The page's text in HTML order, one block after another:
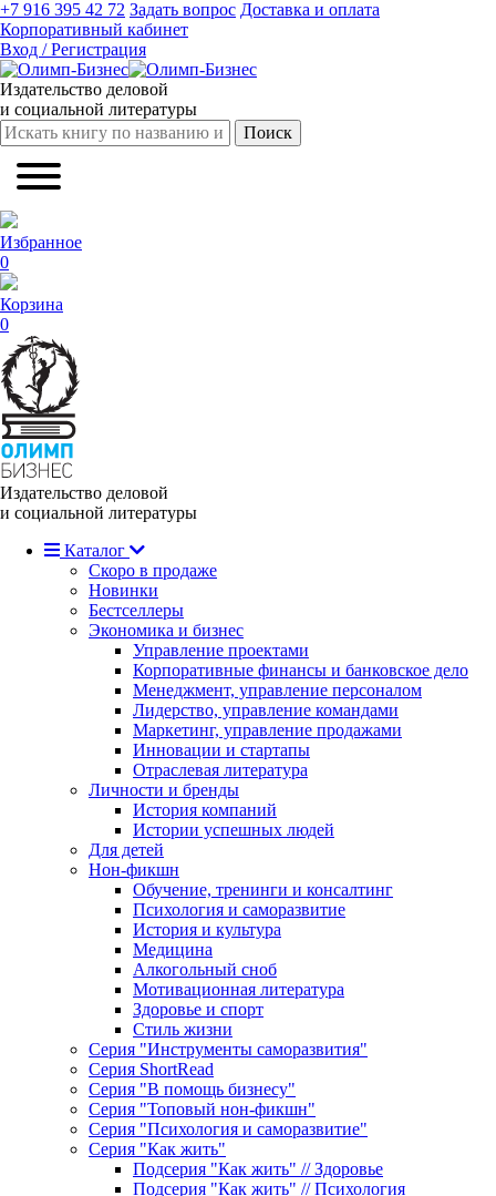
+7 916 395 42 72 Задать вопрос Доставка и оплата
Корпоративный кабинет
Вход / Регистрация
Издательство деловой
и социальной литературы
Поиск
Избранное
0
Корзина
0
Издательство деловой
и социальной литературы
Каталог
Скоро в продаже
Новинки
Бестселлеры
Экономика и бизнес
Управление проектами
Корпоративные финансы и банковское дело
Менеджмент, управление персоналом
Лидерство, управление командами
Маркетинг, управление продажами
Инновации и стартапы
Отраслевая литература
Личности и бренды
История компаний
Истории успешных людей
Для детей
Нон-фикшн
Обучение, тренинги и консалтинг
Психология и саморазвитие
История и культура
Медицина
Алкогольный сноб
Мотивационная литература
Здоровье и спорт
Стиль жизни
Серия "Инструменты саморазвития"
Серия ShortRead
Серия "В помощь бизнесу"
Серия "Топовый нон-фикшн"
Серия "Психология и саморазвитие"
Серия "Как жить"
Подсерия "Как жить" // Здоровье
Подсерия "Как жить" // Психология